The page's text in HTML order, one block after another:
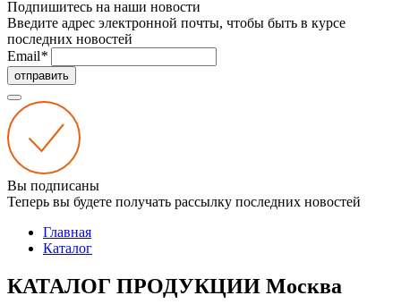
Подпишитесь на наши новости
Введите адрес электронной почты, чтобы быть в курсе
последних новостей
Email*
отправить
Вы подписаны
Теперь вы будете получать рассылку последних новостей
Главная
Каталог
КАТАЛОГ ПРОДУКЦИИ Москва